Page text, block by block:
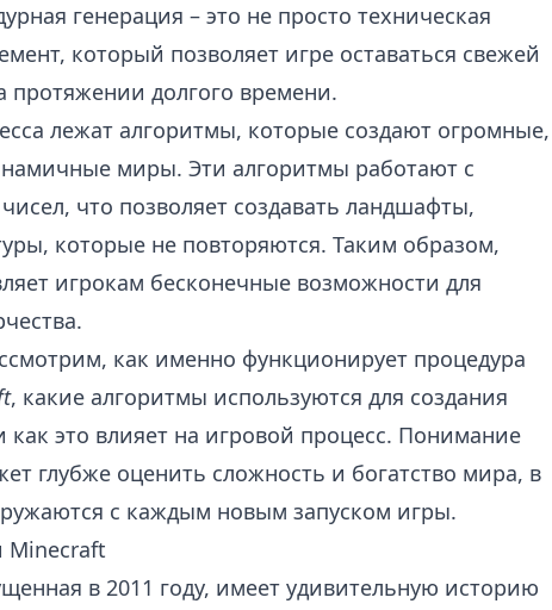
генерация – это не просто техническая
который позволяет игре оставаться свежей
долгого времени.
лежат алгоритмы, которые создают огромные,
миры. Эти алгоритмы работают с
что позволяет создавать ландшафты,
которые не повторяются. Таким образом,
игрокам бесконечные возможности для
как именно функционирует процедура
, какие алгоритмы используются для создания
это влияет на игровой процесс. Понимание
глубже оценить сложность и богатство мира, в
с каждым новым запуском игры.
Minecraft
в 2011 году, имеет удивительную историю